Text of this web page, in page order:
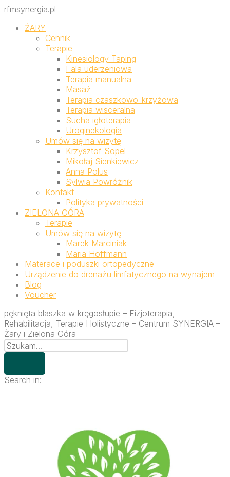
rfmsynergia.pl
ŻARY
Cennik
Terapie
Kinesiology Taping
Fala uderzeniowa
Terapia manualna
Masaż
Terapia czaszkowo-krzyżowa
Terapia wisceralna
Sucha igłoterapia
Uroginekologia
Umów się na wizytę
Krzysztof Sopel
Mikołaj Sienkiewicz
Anna Polus
Sylwia Powróżnik
Kontakt
Polityka prywatności
ZIELONA GÓRA
Terapie
Umów się na wizytę
Marek Marciniak
Maria Hoffmann
Materace i poduszki ortopedyczne
Urządzenie do drenażu limfatycznego na wynajem
Blog
Voucher
pęknięta blaszka w kręgosłupie – Fizjoterapia,
Rehabilitacja, Terapie Holistyczne – Centrum SYNERGIA –
Żary i Zielona Góra
Search in: